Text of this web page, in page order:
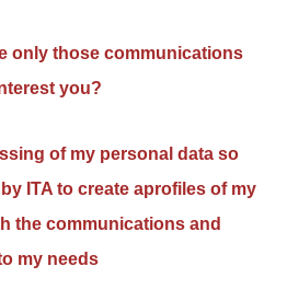
only those communications
you?
of my personal data so
ITA to create aprofiles of my
the communications and
my needs